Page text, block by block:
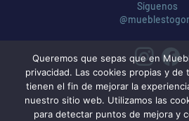
Síguenos
Queremos que sepas que en
privacidad. Las cookies propias y de
tienen el fin de mejorar la
nuestro sitio web. Utilizamos las
para detectar puntos de mejora y